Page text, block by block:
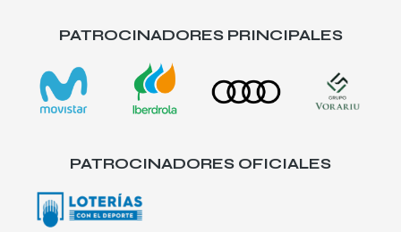
PATROCINADORES PRINCIPALES
PATROCINADORES OFICIALES